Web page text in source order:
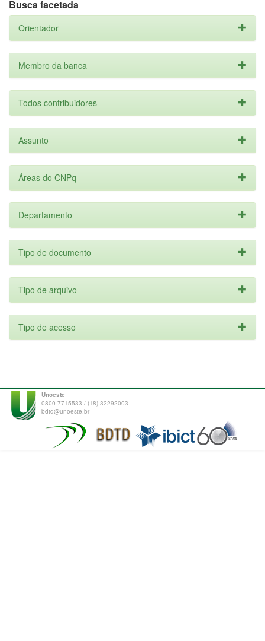
Busca facetada
Orientador
Membro da banca
Todos contribuidores
Assunto
Áreas do CNPq
Departamento
Tipo de documento
Tipo de arquivo
Tipo de acesso
Unoeste
0800 7715533 / (18) 32292003
bdtd@unoeste.br